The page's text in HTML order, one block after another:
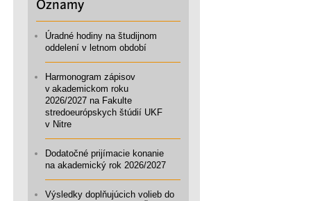
Oznamy
Úradné hodiny na študijnom
oddelení v letnom období
Harmonogram zápisov
v akademickom roku
2026/2027 na Fakulte
stredoeurópskych štúdií UKF
v Nitre
Dodatočné prijímacie konanie
na akademický rok 2026/2027
Výsledky doplňujúcich volieb do